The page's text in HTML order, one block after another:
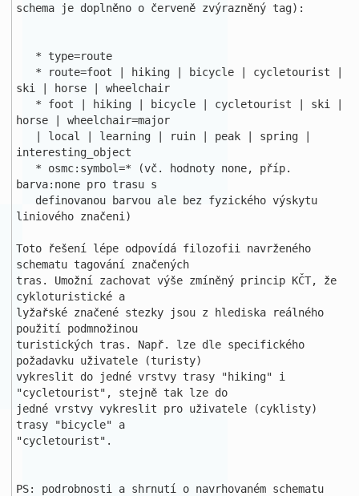
schema je doplněno o červeně zvýrazněný tag):
ski | horse | wheelchair
horse | wheelchair=major
interesting_object
barva:none pro trasu s
liniového značeni)
Toto řešení lépe odpovídá filozofii navrženého
schematu tagování značených
tras. Umožní zachovat výše zmíněný princip KČT, že
cykloturistické a
lyžařské značené stezky jsou z hlediska reálného
použití podmnožinou
turistických tras. Např. lze dle specifického
požadavku uživatele (turisty)
vykreslit do jedné vrstvy trasy "hiking" i
"cycletourist", stejně tak lze do
jedné vrstvy vykreslit pro uživatele (cyklisty)
trasy "bicycle" a
"cycletourist".
PS: podrobnosti a shrnutí o navrhovaném schematu